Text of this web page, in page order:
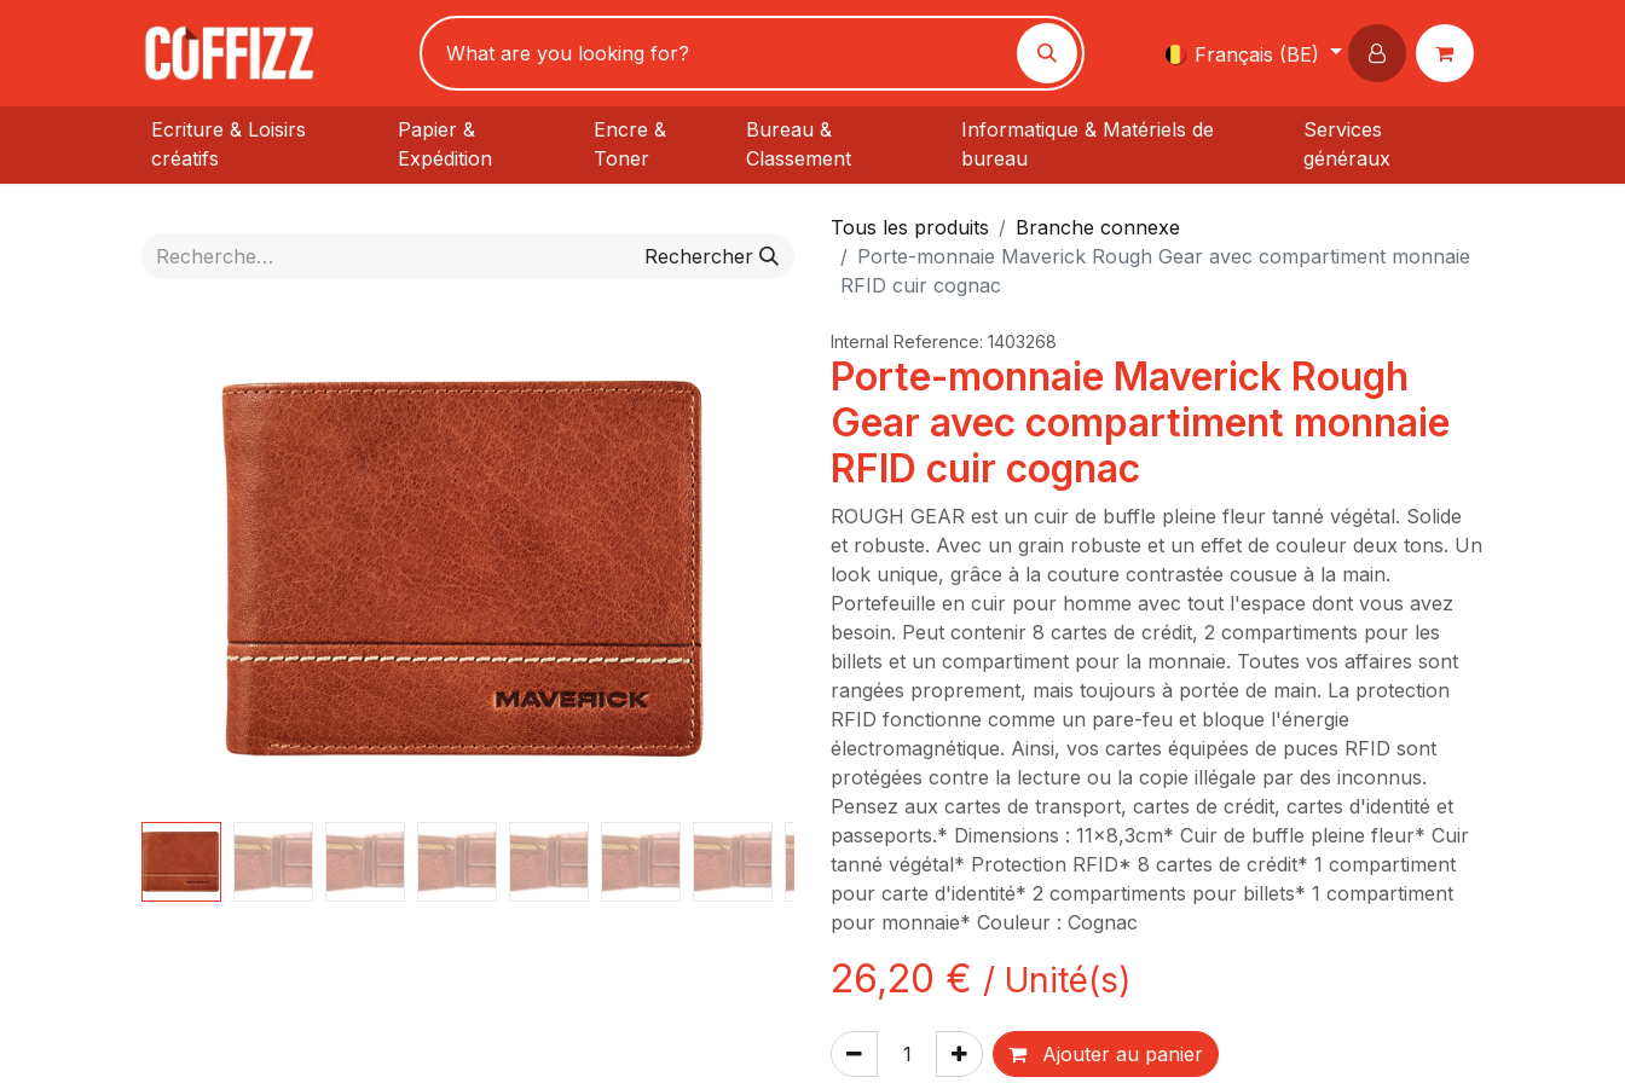
Français (BE)
Ecriture & Loisirs
créatifs
Papier &
Expédition
Encre &
Toner
Bureau &
Classement
Informatique & Matériels de
bureau
Services
généraux
Rechercher
Tous les produits
Branche connexe
Porte-monnaie Maverick Rough Gear avec compartiment monnaie
RFID cuir cognac
Internal Reference: 1403268
Porte-monnaie Maverick Rough
Gear avec compartiment monnaie
RFID cuir cognac
ROUGH GEAR est un cuir de buffle pleine fleur tanné végétal. Solide
et robuste. Avec un grain robuste et un effet de couleur deux tons. Un
look unique, grâce à la couture contrastée cousue à la main.
Portefeuille en cuir pour homme avec tout l'espace dont vous avez
besoin. Peut contenir 8 cartes de crédit, 2 compartiments pour les
billets et un compartiment pour la monnaie. Toutes vos affaires sont
rangées proprement, mais toujours à portée de main. La protection
RFID fonctionne comme un pare-feu et bloque l'énergie
électromagnétique. Ainsi, vos cartes équipées de puces RFID sont
protégées contre la lecture ou la copie illégale par des inconnus.
Pensez aux cartes de transport, cartes de crédit, cartes d'identité et
passeports.* Dimensions : 11x8,3cm* Cuir de buffle pleine fleur* Cuir
tanné végétal* Protection RFID* 8 cartes de crédit* 1 compartiment
pour carte d'identité* 2 compartiments pour billets* 1 compartiment
pour monnaie* Couleur : Cognac
26,20 € / Unité(s)
Ajouter au panier